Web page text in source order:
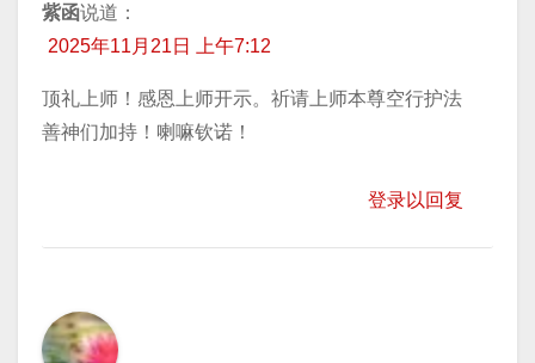
紫函说道：
2025年11月21日 上午7:12
顶礼上师！感恩上师开示。祈请上师本尊空行护法
善神们加持！喇嘛钦诺！
登录以回复